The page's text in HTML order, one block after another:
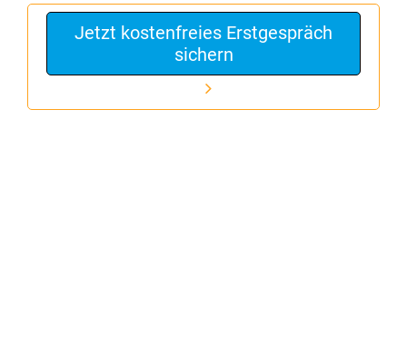
Jetzt kostenfreies Erstgespräch
sichern